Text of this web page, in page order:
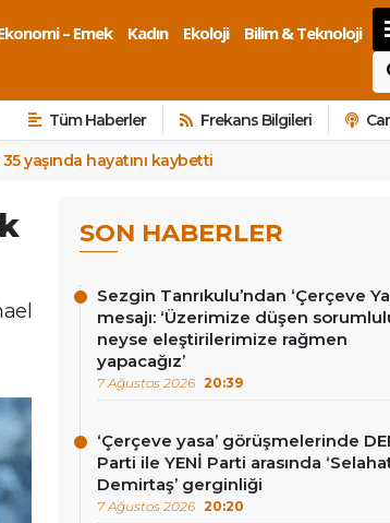
– Emek Kadın Ekoloji
Bilim & Teknoloji
Tüm Haberler Frekans Bilgileri
yaşında hayatını kaybetti
SON HABERLER
Sezgin Tanrıkulu’ndan ‘Çerçeve
mesajı: ‘Üzerimize düşen
neyse eleştirilerimize rağmen
yapacağız’
7 Ağustos 2026 20:39
‘Çerçeve yasa’ görüşmelerinde
Parti ile YENİ Parti arasında
Demirtaş’ gerginliği
7 Ağustos 2026 20:20